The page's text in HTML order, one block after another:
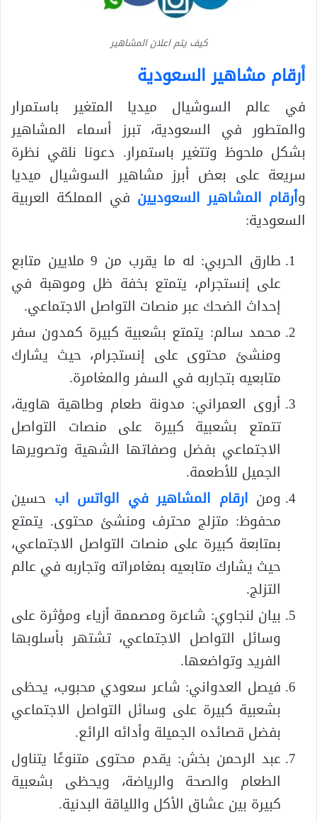
كيف يتم اعلان المشاهير
أرقام مشاهير السعودية
في عالم السوشيال ميديا المتغير باستمرار
والمتطور في السعودية، تبرز أسماء المشاهير
بشكل ملحوظ وتتغير باستمرار. دعونا نلقي نظرة
سريعة على بعض أبرز مشاهير السوشيال ميديا
وأرقام المشاهير السعوديين في المملكة العربية
السعودية:
طارق الحربي: له ما يقرب من 9 ملايين متابع
على إنستجرام، يتمتع بخفة ظل وموهبة في
إحداث الضحك عبر منصات التواصل الاجتماعي.
محمد سالم: يتمتع بشعبية كبيرة كمدون سفر
ومنشئ محتوى على إنستجرام، حيث يشارك
متابعيه بتجاربه في السفر والمغامرة.
أروى العمراني: مدونة طعام وطاهية هاوية،
تتمتع بشعبية كبيرة على منصات التواصل
الاجتماعي بفضل وصفاتها الشهية وتصويرها
الجميل للأطعمة.
ومن ارقام المشاهير في الواتس اب حسين
محفوظ: متزلج محترف ومنشئ محتوى. يتمتع
بمتابعة كبيرة على منصات التواصل الاجتماعي،
حيث يشارك متابعيه بمغامراته وتجاربه في عالم
التزلج.
بيان لنجاوي: شاعرة ومصممة أزياء ومؤثرة على
وسائل التواصل الاجتماعي، تشتهر بأسلوبها
الفريد وتواضعها.
فيصل العدواني: شاعر سعودي محبوب، يحظى
بشعبية كبيرة على وسائل التواصل الاجتماعي
بفضل قصائده الجميلة وأدائه الرائع.
عبد الرحمن بخش: يقدم محتوى متنوعًا يتناول
الطعام والصحة والرياضة، ويحظى بشعبية
كبيرة بين عشاق الأكل واللياقة البدنية.